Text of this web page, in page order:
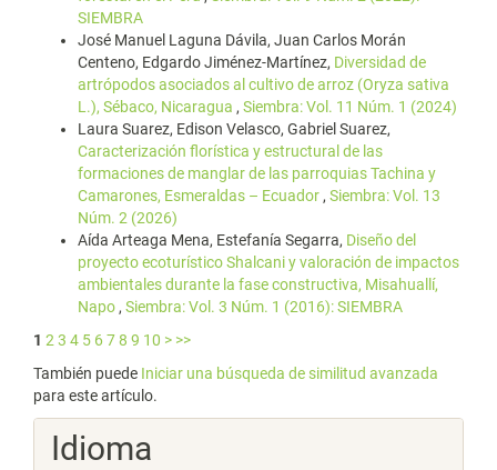
SIEMBRA
José Manuel Laguna Dávila, Juan Carlos Morán
Centeno, Edgardo Jiménez-Martínez, Diversidad de
artrópodos asociados al cultivo de arroz (Oryza sativa
L.), Sébaco, Nicaragua , Siembra: Vol. 11 Núm. 1 (2024)
Laura Suarez, Edison Velasco, Gabriel Suarez,
Caracterización florística y estructural de las
formaciones de manglar de las parroquias Tachina y
Camarones, Esmeraldas – Ecuador , Siembra: Vol. 13
Núm. 2 (2026)
Aída Arteaga Mena, Estefanía Segarra, Diseño del
proyecto ecoturístico Shalcani y valoración de impactos
ambientales durante la fase constructiva, Misahuallí,
Napo , Siembra: Vol. 3 Núm. 1 (2016): SIEMBRA
1 2 3 4 5 678 9 10 > >>
También puede Iniciar una búsqueda de similitud avanzada
para este artículo.
Idioma